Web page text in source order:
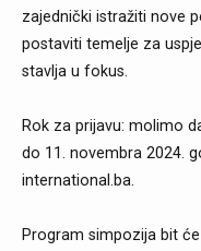
zajednički istražiti nove
postaviti temelje za
stavlja u fokus.
Rok za prijavu: molimo
do 11. novembra 2024.
international.ba.
Program simpozija bit